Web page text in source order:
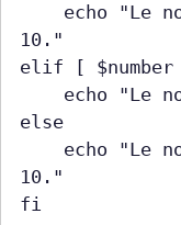
10."
elif [
else
10."
fi